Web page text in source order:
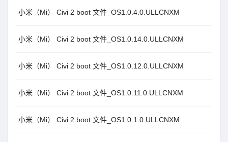
小米（Mi） Civi 2 boot 文件_OS1.0.4.0.ULLCNXM
小米（Mi） Civi 2 boot 文件_OS1.0.14.0.ULLCNXM
小米（Mi） Civi 2 boot 文件_OS1.0.12.0.ULLCNXM
小米（Mi） Civi 2 boot 文件_OS1.0.11.0.ULLCNXM
小米（Mi） Civi 2 boot 文件_OS1.0.1.0.ULLCNXM